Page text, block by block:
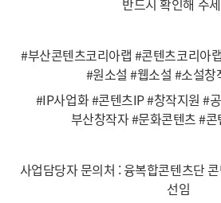
반드시 확인해 주
#부산콘텐츠코리아랩 #콘텐츠코리아
#원소설 #웹소설 #소설창
#IP사업화 #콘텐츠IP #창작지원 #
부산창작자 #문화콘텐츠 #
사업담당자 문의처 : 융복합콘텐츠단
선임